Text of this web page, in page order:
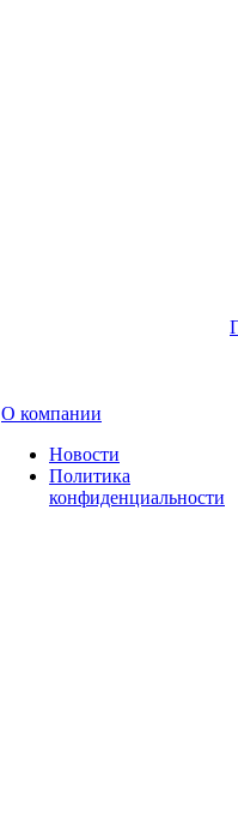
О компании
Новости
Политика
конфиденциальности